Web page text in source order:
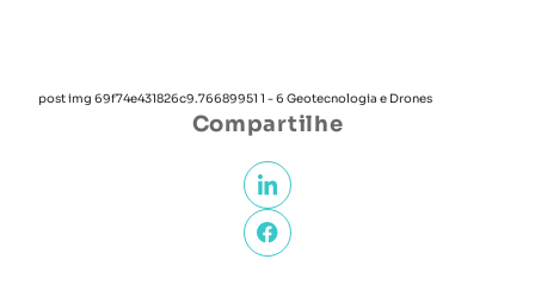
post img 69f74e431826c9.76689951 1 - 6 Geotecnologia e Drones
Compartilhe